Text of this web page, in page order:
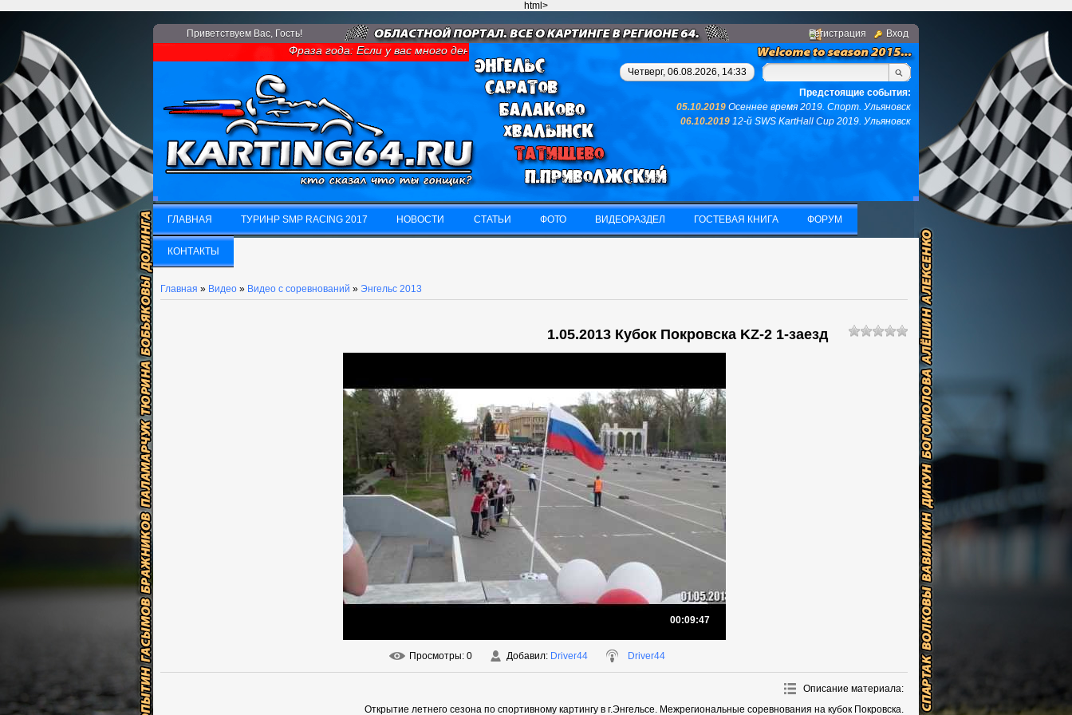
html>
Приветствуем Вас, Гость! Регистрация Вход
Фраза года: Если у вас много денег и свободного времени - займитесь картингом, у вас не останется ни того ни другого...(с)интернет.
Четверг, 06.08.2026, 14:33
Предстоящие события:
05.10.2019 Осеннее время 2019. Спорт. Ульяновск
06.10.2019 12-й SWS KartHall Cup 2019. Ульяновск
ГЛАВНАЯ
ГЛАВНАЯ
ТУРИНР SMP RACING 2017 НОВОСТИ СТАТЬИ ФОТО ВИДЕОРАЗДЕЛ ГОСТЕВАЯ КНИГА ФОРУМ
КОНТАКТЫ
КОНТАКТЫ
Главная » Видео » Видео с соревнований » Энгельс 2013
1.05.2013 Кубок Покровска KZ-2 1-заезд
00:09:47
Просмотры: 0 Добавил: Driver44 Driver44
Описание материала:
Открытие летнего сезона по спортивному картингу в г.Энгельсе. Межрегиональные соревнования на кубок Покровска.